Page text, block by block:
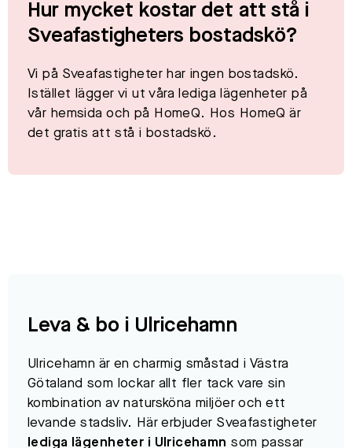
Hur mycket kostar det att stå i
Sveafastigheters bostadskö?
Vi på Sveafastigheter har ingen bostadskö.
Istället lägger vi ut våra lediga lägenheter på
vår hemsida och på HomeQ. Hos HomeQ är
det gratis att stå i bostadskö.
Leva & bo i Ulricehamn
Ulricehamn är en charmig småstad i Västra
Götaland som lockar allt fler tack vare sin
kombination av natursköna miljöer och ett
levande stadsliv. Här erbjuder Sveafastigheter
lediga lägenheter i Ulricehamn som passar